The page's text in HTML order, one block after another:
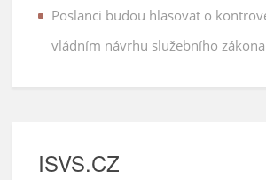
Poslanci budou hlasovat o
vládním návrhu služebního zákona
ISVS.CZ